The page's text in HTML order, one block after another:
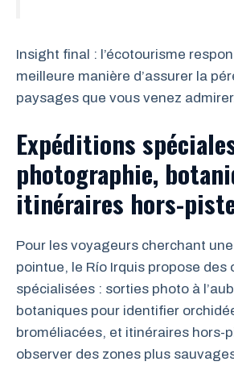
Insight final : l’écotourisme
meilleure manière d’assurer la
paysages que vous venez
Expéditions
photographie,
itinéraires hors-
Pour les voyageurs cherchant
pointue, le Río Irquis propose des
spécialisées : sorties photo à
botaniques pour identifier
broméliacées, et itinéraires hors-
observer des zones plus